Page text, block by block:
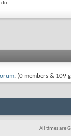
do.
. (0 members & 109
All times are